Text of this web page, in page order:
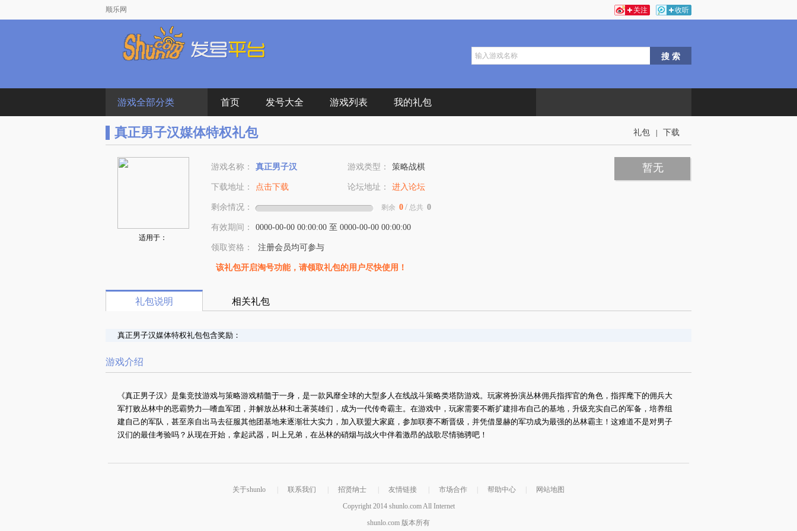
顺乐网 收听
关注
游戏全部分类 首页 发号大全 游戏列表 我的礼包
礼包 下载
真正男子汉媒体特权礼包
适用于：
游戏名称： 真正男子汉 游戏类型： 策略战棋
下载地址： 点击下载 论坛地址： 进入论坛
剩余 0 / 总共 0
剩余情况：
有效期间： 0000-00-00 00:00:00 至 0000-00-00 00:00:00
领取资格： 注册会员均可参与
该礼包开启淘号功能，请领取礼包的用户尽快使用！
暂无
礼包说明 相关礼包
真正男子汉媒体特权礼包包含奖励：
游戏介绍
《真正男子汉》是集竞技游戏与策略游戏精髓于一身，是一款风靡全球的大型多人在线战斗策略类塔防游戏。玩家将扮演丛林佣兵指挥官的角色，指挥麾下的佣兵大
军打败丛林中的恶霸势力—嗜血军团，并解放丛林和土著英雄们，成为一代传奇霸主。在游戏中，玩家需要不断扩建排布自己的基地，升级充实自己的军备，培养组
建自己的军队，甚至亲自出马去征服其他团基地来逐渐壮大实力，加入联盟大家庭，参加联赛不断晋级，并凭借显赫的军功成为最强的丛林霸主！这难道不是对男子
汉们的最佳考验吗？从现在开始，拿起武器，叫上兄弟，在丛林的硝烟与战火中伴着激昂的战歌尽情驰骋吧！
关于shunlo 联系我们 招贤纳士 友情链接 市场合作 帮助中心
网站地图
Copyright 2014 shunlo.com All Internet
shunlo.com 版本所有